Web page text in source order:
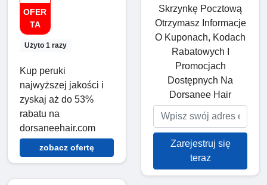
OFER
TA
Użyto 1 razy
Kup peruki
najwyższej jakości i
zyskaj aż do 53%
rabatu na
dorsaneehair.com
zobacz ofertę
Skrzynkę Pocztową
Otrzymasz Informacje
O Kuponach, Kodach
Rabatowych I
Promocjach
Dostępnych Na
Dorsanee Hair
Zarejestruj się
teraz